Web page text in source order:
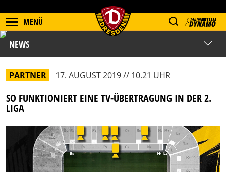
MENÜ
NEWS
PARTNER 17. AUGUST 2019 // 10.21 UHR
SO FUNKTIONIERT EINE TV-ÜBERTRAGUNG IN DER 2.
LIGA